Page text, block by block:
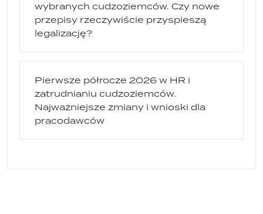
wybranych cudzoziemców. Czy nowe
przepisy rzeczywiście przyspieszą
legalizację?
Pierwsze półrocze 2026 w HR i
zatrudnianiu cudzoziemców.
Najważniejsze zmiany i wnioski dla
pracodawców